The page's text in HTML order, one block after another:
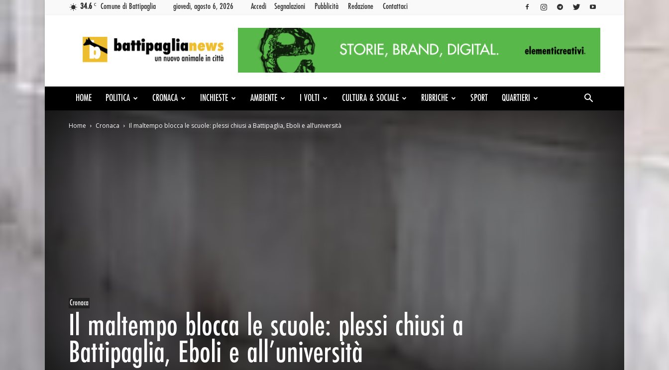
34.6 C Comune di Battipaglia giovedì, agosto 6, 2026 Accedi Segnalazioni Pubblicità Redazione Contattaci
News
HOME POLITICA CRONACA INCHIESTE AMBIENTE I VOLTI CULTURA & SOCIALE RUBRICHE SPORT QUARTIERI
Home Cronaca Il maltempo blocca le scuole: plessi chiusi a Battipaglia, Eboli e all’università
Cronaca
Il maltempo blocca le scuole: plessi chiusi a
Battipaglia, Eboli e all’università